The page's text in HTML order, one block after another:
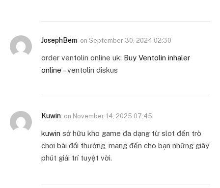
JosephBem on September 30, 2024 02:30
order ventolin online uk: Buy Ventolin inhaler
online – ventolin diskus
Kuwin on November 14, 2025 07:45
kuwin sở hữu kho game đa dạng từ slot đến trò
chơi bài đổi thưởng, mang đến cho bạn những giây
phút giải trí tuyệt vời.